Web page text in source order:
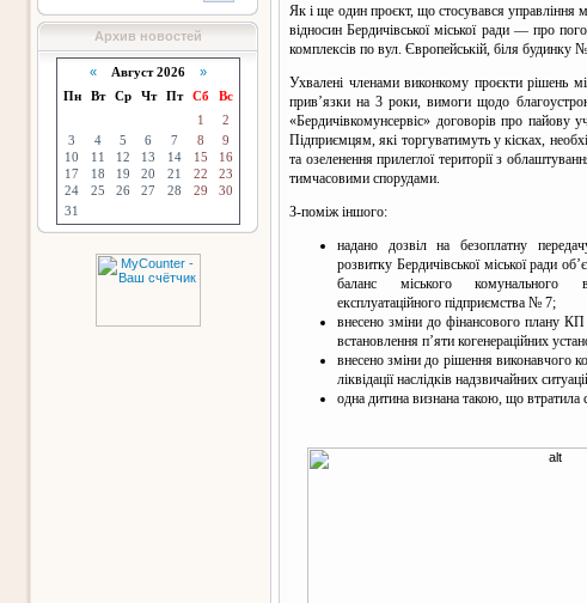
Архив новостей
«Август 2026 »
Пн
Вт Ср Чт Пт Сб
Вс
1
2
3
4 5 6 7 8
9
10
11 12 13 14 15
16
17
18 19 20 21 22
23
24
25 26 27 28 29
30
31
Як і ще один проєкт, що стосувався управління
відносин Бердичівської міської ради — про
комплексів по вул. Європейській, біля будинку
Ухвалені членами виконкому проєкти рішень
прив’язки на 3 роки, вимоги щодо
«Бердичівкомунсервіс» договорів про пайову
Підприємцям, які торгуватимуть у кісках,
та озеленення прилеглої території з
тимчасовими спорудами.
З-поміж іншого:
надано дозвіл на безоплатну
розвитку Бердичівської міської ради
баланс міського комунального
експлуатаційного підприємства № 7;
внесено зміни до фінансового плану КП
встановлення п’яти когенераційних
внесено зміни до рішення виконавчого
ліквідації наслідків надзвичайних
одна дитина визнана такою, що втратила